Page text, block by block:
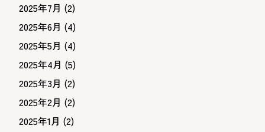
2025年7月 (2)
2025年6月 (4)
2025年5月 (4)
2025年4月 (5)
2025年3月 (2)
2025年2月 (2)
2025年1月 (2)